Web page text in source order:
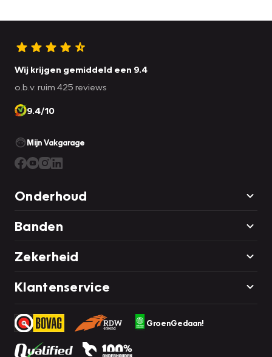
Wij krijgen gemiddeld een 9.4
o.b.v. ruim 425 reviews
9.4/10
Mijn Vakgarage
Onderhoud
Banden
Zekerheid
Klantenservice
GroenGedaan!